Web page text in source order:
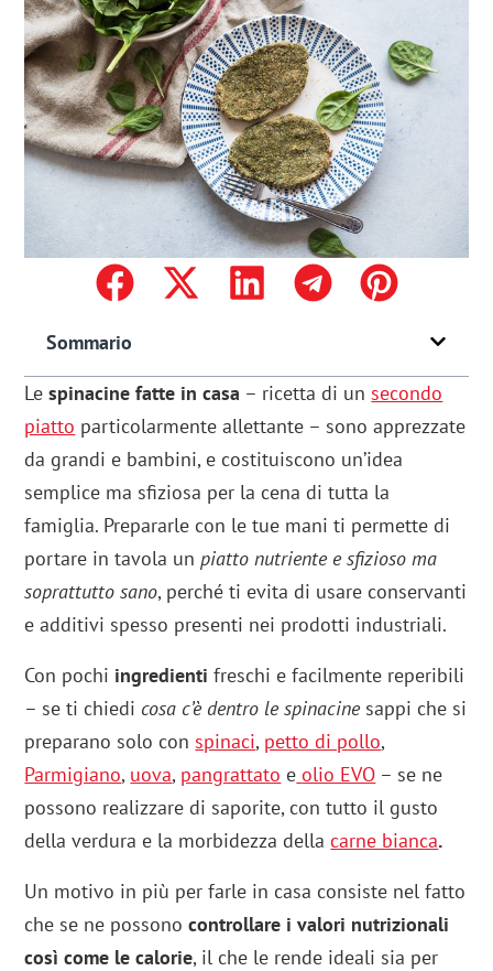
Sommario
Lespinacine fatte in casa – ricetta di un secondo
piatto particolarmente allettante – sono apprezzate
da grandi e bambini, e costituiscono un’idea
semplice ma sfiziosa per la cena di tutta la
famiglia. Prepararle con le tue mani ti permette di
portare in tavola unpiatto nutriente e sfizioso ma
soprattutto sano, perché ti evita di usare conservanti
e additivi spesso presenti nei prodotti industriali.
Con pochi ingredienti freschi e facilmente reperibili
– se ti chiedi cosa c’è dentro le spinacinesappi che si
preparano solo con spinaci, petto di pollo,
Parmigiano, uova, pangrattato e olio EVO – se ne
possono realizzare di saporite, con tutto il gusto
della verdura e la morbidezza dellacarne bianca.
Un motivo in più per farle in casa consiste nel fatto
che se ne possonocontrollare i valori nutrizionali
così come le calorie, il che le rende ideali sia per